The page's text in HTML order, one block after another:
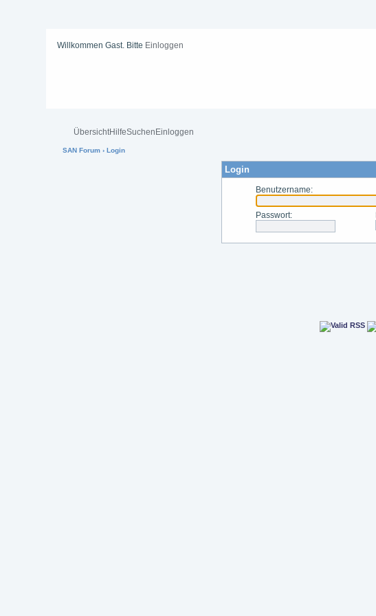
Willkommen Gast. Bitte Einloggen
ÜbersichtHilfeSuchen Einloggen
SAN Forum › Login
Login
Benutzername:
Passwort: